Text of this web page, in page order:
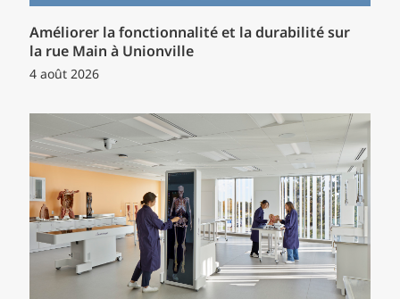
Améliorer la fonctionnalité et la durabilité sur
la rue Main à Unionville
4 août 2026